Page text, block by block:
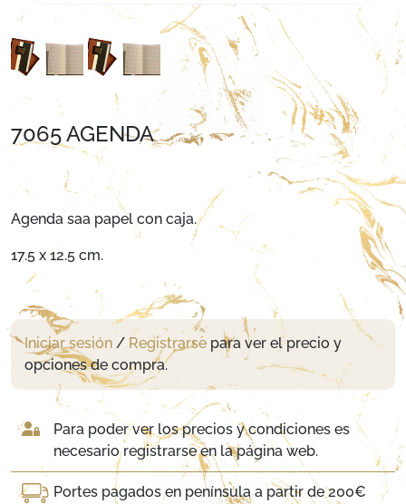
7065 AGENDA
Agenda saa papel con caja.
17.5 x 12.5 cm.
Iniciar sesión / Registrarse para ver el precio y
opciones de compra.
Para poder ver los precios y condiciones es
necesario registrarse en la página web.
Portes pagados en península a partir de 200€